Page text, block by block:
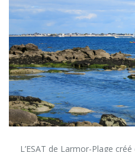
L’ESAT de Larmor-Plage